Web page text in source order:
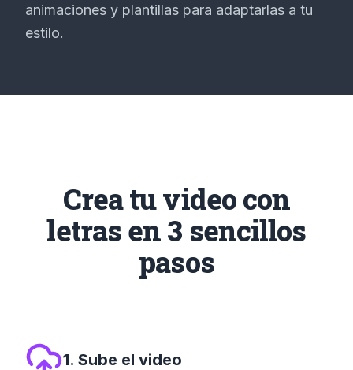
animaciones y plantillas para adaptarlas a tu
estilo.
Crea tu video con
letras en 3 sencillos
pasos
1. Sube el video